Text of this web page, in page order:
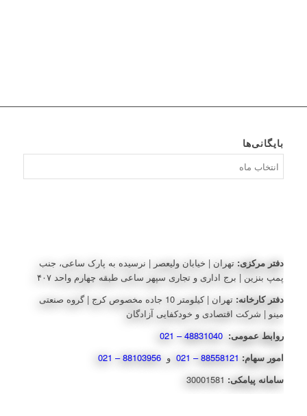
بایگانی‌ها
دفتر مرکزی: تهران | خیابان ولیعصر | نرسیده به پارک ساعی، جنب
پمپ بنزین | برج اداری و تجاری سپهر ساعی طبقه چهارم واحد ۴۰۷
دفتر کارخانه:
تهران | کیلومتر 10 جاده مخصوص کرج | گروه صنعتی
مینو | شرکت اقتصادی و خودکفایی آزادگان
روابط عمومی:
امور سهام: 88558121 – 021 و
سامانه پیامکی: